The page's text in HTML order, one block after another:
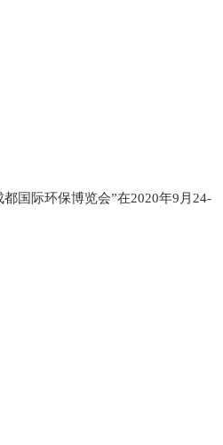
国际环保博览会”在2020年9月24-